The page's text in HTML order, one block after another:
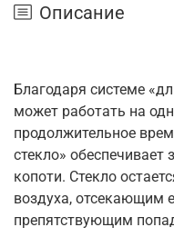
Описание
Благодаря системе
может работать на
продолжительное
стекло» обеспечивает
копоти. Стекло
воздуха, отсекающим
препятствующим